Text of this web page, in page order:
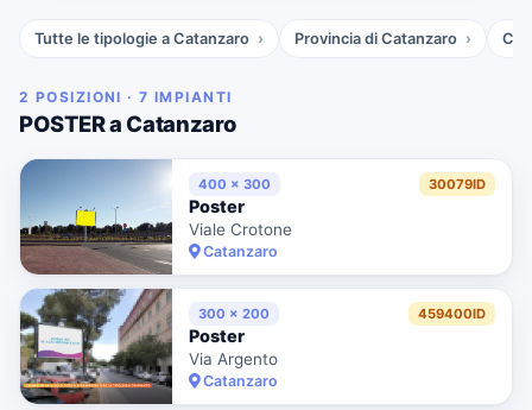
Tutte le tipologie a Catanzaro Provincia di Catanzaro
2 POSIZIONI · 7 IMPIANTI
POSTER a Catanzaro
400 x 300 30079ID
Poster
Viale Crotone
Catanzaro
300 x 200 459400ID
Poster
Via Argento
Catanzaro